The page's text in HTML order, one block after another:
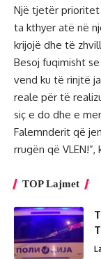
Një tjetër prioritet
ta kthyer atë në
krijojë dhe të
Besoj fuqimisht
vend ku të rinjtë
reale për të
siç e do dhe e
Falemnderit që
rrugën që
TOP Lajmet